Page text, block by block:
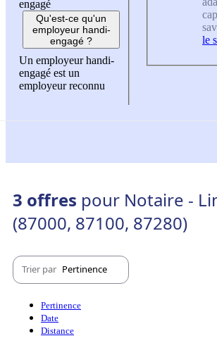
engagé
Qu'est-ce qu'un
employeur handi-
engagé ?
Un employeur handi-
engagé est un
employeur reconnu
le
3 offres pour Notaire -
(87000, 87100, 87280)
Trier par Pertinence
Pertinence
Date
Distance